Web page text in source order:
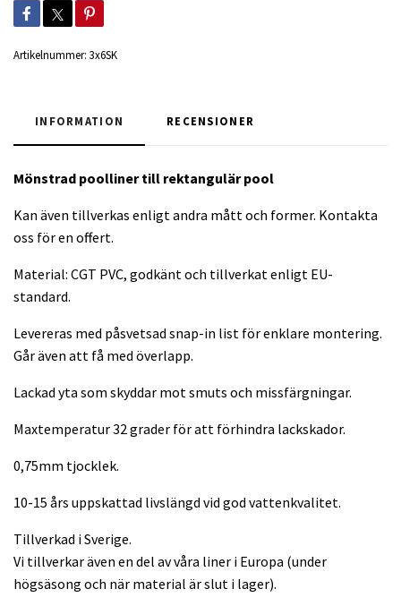
Artikelnummer: 3x6SK
INFORMATION RECENSIONER
Mönstrad poolliner till rektangulärpool
Kan även tillverkas enligt andra mått och former. Kontakta
oss för en offert.
Material: CGT PVC, godkänt och tillverkat enligt EU-
standard.
Levereras med påsvetsad snap-in list för enklare montering.
Går även att få med överlapp.
Lackad yta som skyddar mot smuts och missfärgningar.
Maxtemperatur 32 grader för att förhindra lackskador.
0,75mm tjocklek.
10-15 års uppskattad livslängd vid god vattenkvalitet.
Tillverkad i Sverige.
Vi tillverkar även en del av våra liner i Europa (under
högsäsong och när material är slut i lager).